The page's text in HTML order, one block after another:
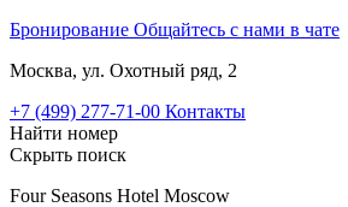
Бронирование Общайтесь с нами в чате
Москва, ул. Охотный ряд, 2
+7 (499) 277-71-00 Контакты
Найти номер
Скрыть поиск
Four Seasons Hotel Moscow